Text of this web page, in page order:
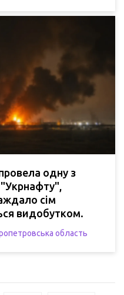
одну з
сім
видобутком.
область